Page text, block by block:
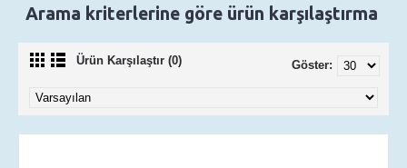
Arama kriterlerine göre ürün karşılaştırma
Ürün Karşılaştır (0) Göster: